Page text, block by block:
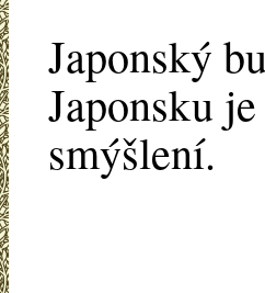
Japonský
Japonsku
smýšlení.